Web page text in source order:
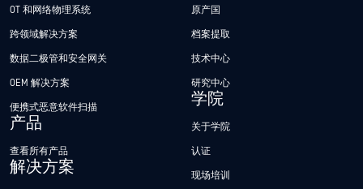
OT 和网络物理系统
跨领域解决方案
数据二极管和安全网关
OEM 解决方案
便携式恶意软件扫描
产品
查看所有产品
解决方案
原产国
档案提取
技术中心
研究中心
学院
关于学院
认证
现场培训